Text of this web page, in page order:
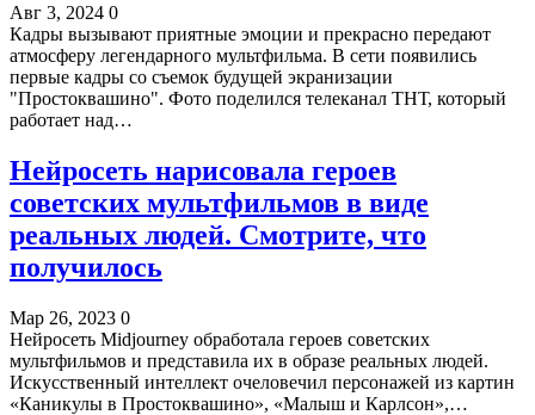
Авг 3, 2024 0
Кадры вызывают приятные эмоции и прекрасно передают
атмосферу легендарного мультфильма. В сети появились
первые кадры со съемок будущей экранизации
"Простоквашино". Фото поделился телеканал ТНТ, который
работает над…
Нейросеть нарисовала героев
советских мультфильмов в виде
реальных людей. Смотрите, что
получилось
Мар 26, 2023 0
Нейросеть Midjourney обработала героев советских
мультфильмов и представила их в образе реальных людей.
Искусственный интеллект очеловечил персонажей из картин
«Каникулы в Простоквашино», «Малыш и Карлсон»,…